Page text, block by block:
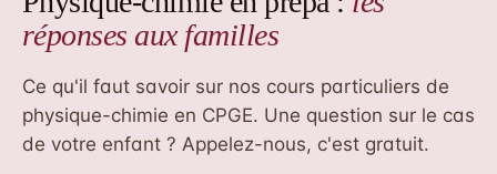
réponses aux familles
Ce qu'il faut savoir sur nos cours particuliers de
physique-chimie en CPGE. Une question sur le cas
de votre enfant ? Appelez-nous, c'est gratuit.